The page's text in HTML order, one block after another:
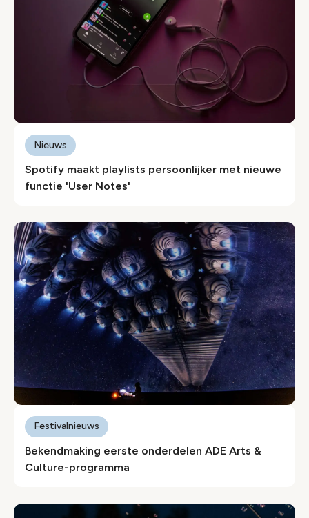
Spotify maakt playlists persoonlijker met nieuwe
functie 'User Notes'
Nieuws
Bekendmaking eerste onderdelen ADE Arts &
Culture-programma
Festivalnieuws